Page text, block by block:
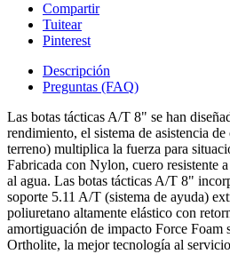
Compartir
Tuitear
Pinterest
Descripción
Preguntas (FAQ)
Las botas tácticas A/T 8" se han
rendimiento, el sistema de asistencia
terreno) multiplica la fuerza para
Fabricada con Nylon, cuero resistente
al agua. Las botas tácticas A/T 8"
soporte 5.11 A/T (sistema de ayuda)
poliuretano altamente elástico con
amortiguación de impacto Force Foam
Ortholite, la mejor tecnología al